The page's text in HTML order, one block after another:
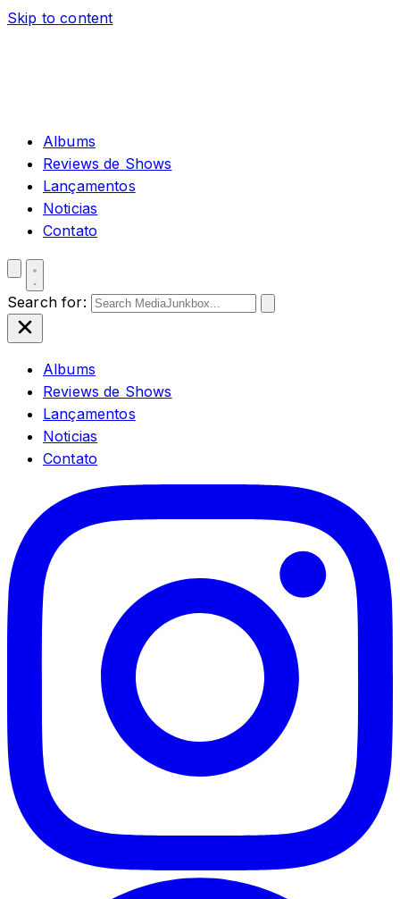
Skip to content
Albums
Reviews de Shows
Lançamentos
Noticias
Contato
Search for:
Albums
Reviews de Shows
Lançamentos
Noticias
Contato